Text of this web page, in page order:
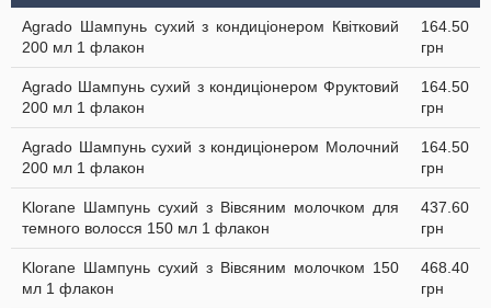
Agrado Шампунь сухий з кондиціонером Квітковий
200 мл 1 флакон
164.50
грн
Agrado Шампунь cухий з кондиціонером Фруктовий
200 мл 1 флакон
164.50
грн
Agrado Шампунь cухий з кондиціонером Молочний
200 мл 1 флакон
164.50
грн
Klorane Шампунь сухий з Вівсяним молочком для
темного волосся 150 мл 1 флакон
437.60
грн
Klorane Шампунь сухий з Вівсяним молочком 150
мл 1 флакон
468.40
грн